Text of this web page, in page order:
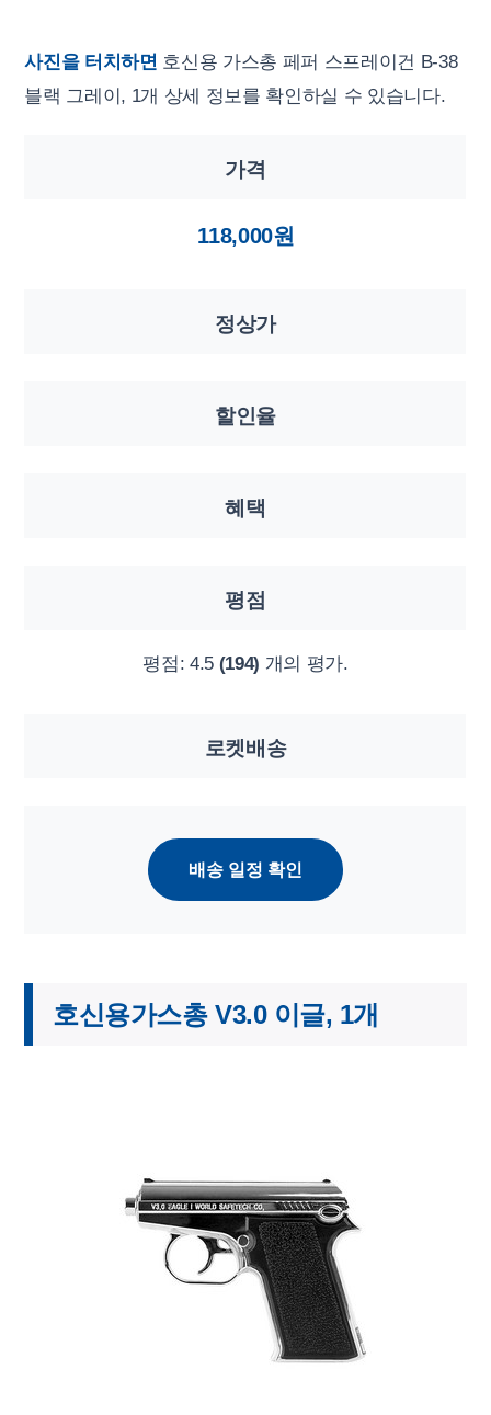
사진을 터치하면 호신용 가스총 페퍼 스프레이건 B-38
블랙 그레이, 1개 상세 정보를 확인하실 수 있습니다.
가격
118,000원
정상가
할인율
혜택
평점
평점: 4.5 (194) 개의 평가.
로켓배송
배송 일정 확인
호신용가스총 V3.0 이글, 1개